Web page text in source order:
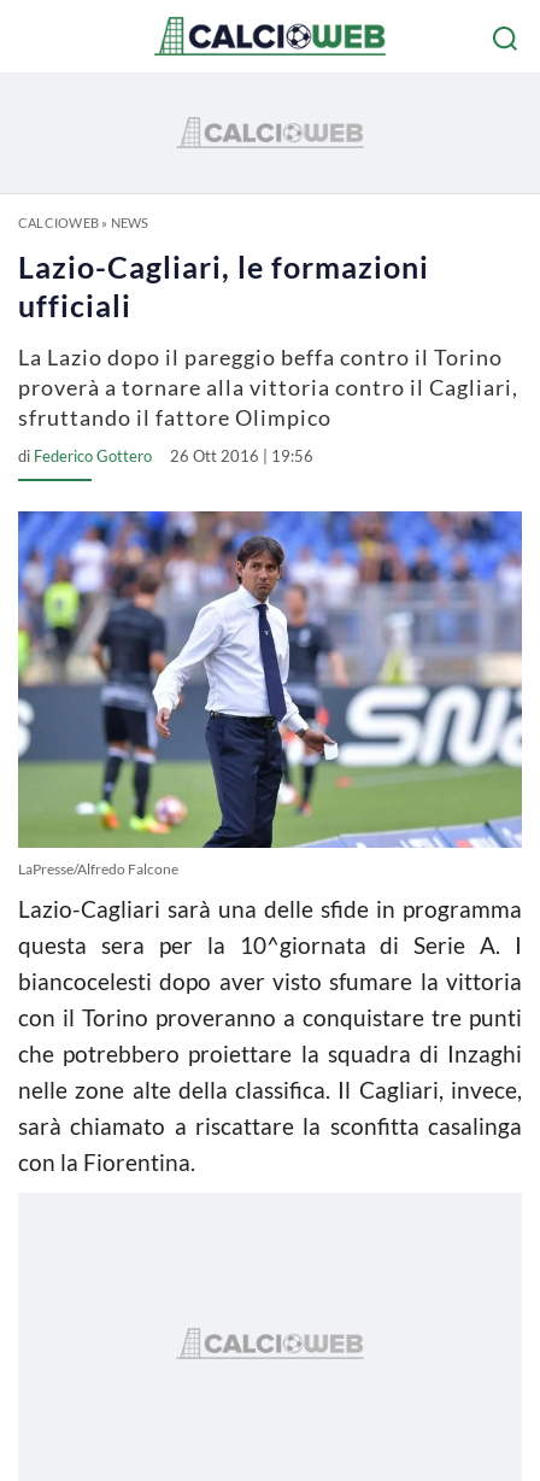
CALCIOWEB» NEWS
Lazio-Cagliari, le formazioni
ufficiali
La Lazio dopo il pareggio beffa contro il Torino
proverà a tornare alla vittoria contro il Cagliari,
sfruttando il fattore Olimpico
di Federico Gottero 26 Ott 2016 | 19:56
LaPresse/Alfredo Falcone
Lazio-Cagliari sarà una delle sfide in programma
questa sera per la 10^giornata di Serie A. I
biancocelesti dopo aver visto sfumare la vittoria
con il Torino proveranno a conquistare tre punti
che potrebbero proiettare la squadra di Inzaghi
nelle zone alte della classifica. Il Cagliari, invece,
sarà chiamato a riscattare la sconfitta casalinga
con la Fiorentina.